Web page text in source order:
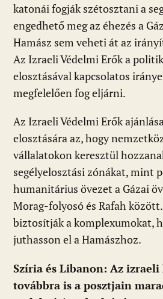
katonái fogják szétosztani a
engedhető meg az éhezés a
Hamász sem veheti át az
Az Izraeli Védelmi Erők a
elosztásával kapcsolatos
megfelelően fog eljárni.
Az Izraeli Védelmi Erők
elosztására az, hogy
vállalatokon keresztül
segélyelosztási zónákat, mint
humanitárius övezet a Gázai
Morag-folyosó és Rafah
biztosítják a komplexumokat,
juthasson el a Hamászhoz.
Szíria és Libanon: Az izraeli
továbbra is a posztjain